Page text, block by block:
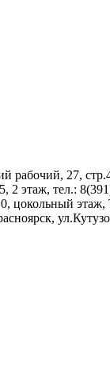
рабочий, 27,
этаж, тел.:
цокольный